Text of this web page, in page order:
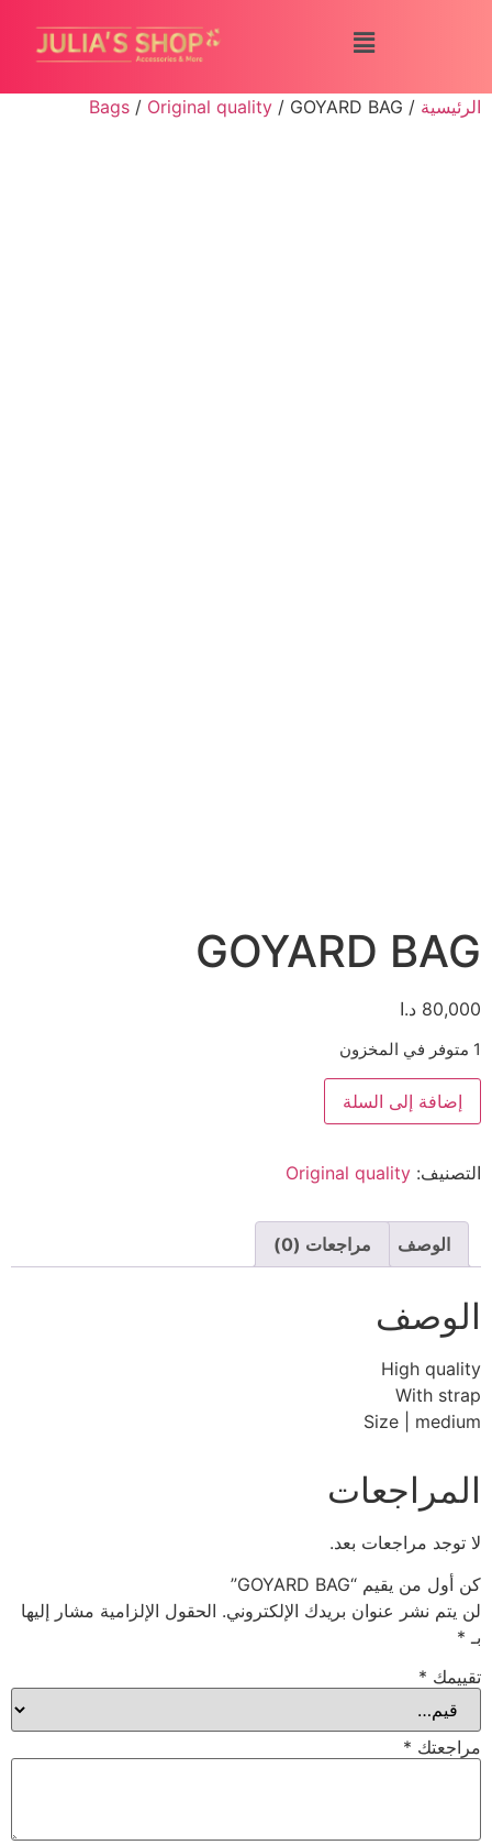
الرئيسية /
Bags / Original quality / GOYARD BAG
GOYARD BAG
80,000 د.ا
1 متوفر في المخزون
إضافة إلى السلة
التصنيف: Original quality
الوصف مراجعات (0)
الوصف
High quality
With strap
Size | medium
المراجعات
لا توجد مراجعات بعد.
كن أول من يقيم “GOYARD BAG”
لن يتم نشر عنوان بريدك الإلكتروني. الحقول الإلزامية مشار إليها
بـ *
تقييمك *
مراجعتك *